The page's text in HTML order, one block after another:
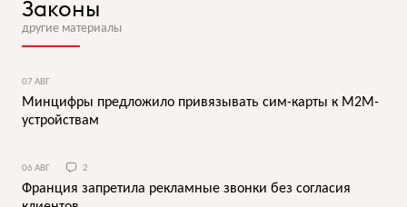
Законы
другие материалы
07 АВГ
Минцифры предложило привязывать сим-карты к M2M-
устройствам
06 АВГ 2
Франция запретила рекламные звонки без согласия